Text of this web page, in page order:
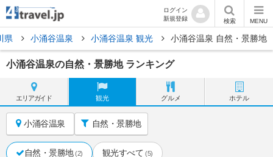
ログイン
新規登録
検索 MENU
県 小涌谷温泉 小涌谷温泉 観光 小涌谷温泉 自然・景勝地
小涌谷温泉の自然・景勝地 ランキング
エリアガイド 観光 グルメ ホテル
小涌谷温泉 自然・景勝地
自然・景勝地 (2) 観光すべて (5)